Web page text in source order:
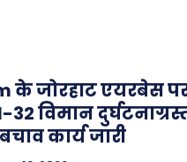
के जोरहाट एयरबेस
32 विमान
कार्य जारी